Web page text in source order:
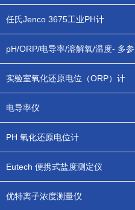
任氏Jenco 3675工业PH计
实验室氧化还原电位（ORP）计
电导率仪
PH 氧化还原电位计
Eutech 便携式盐度测定仪
优特离子浓度测量仪